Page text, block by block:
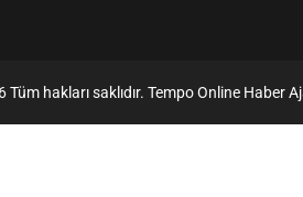
hakları saklıdır. Tempo Online Haber